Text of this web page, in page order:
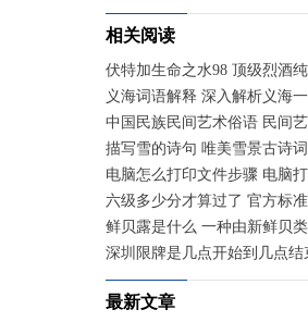
相关阅读
伏特加生命之水98 顶级烈酒
义海词语解释 深入解析义海
中国民族民间艺术俗语 民间
描写雪的诗句 唯美雪景古诗
电脑怎么打印文件步骤 电脑
六级多少分才算过了 官方标
鲜贝露是什么 一种由新鲜贝
深圳限牌是几点开始到几点
最新文章